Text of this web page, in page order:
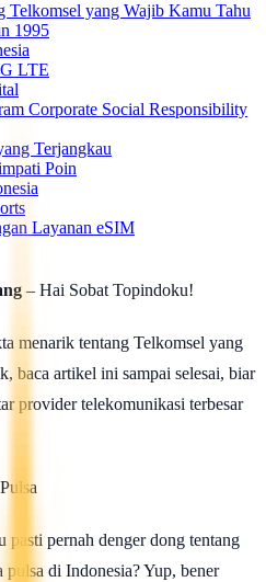
Telkomsel yang Wajib Kamu Tahu
1995
LTE
Corporate Social Responsibility
Terjangkau
Poin
Layanan eSIM
– Hai Sobat Topindoku!
menarik tentang Telkomsel yang
baca artikel ini sampai selesai, biar
provider telekomunikasi terbesar
pasti pernah denger dong tentang
di Indonesia? Yup, bener